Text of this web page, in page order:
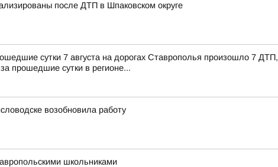
после ДТП в Шпаковском округе
сутки 7 августа на дорогах Ставрополья произошло 7 ДТП,
прошедшие сутки в регионе...
возобновила работу
школьниками